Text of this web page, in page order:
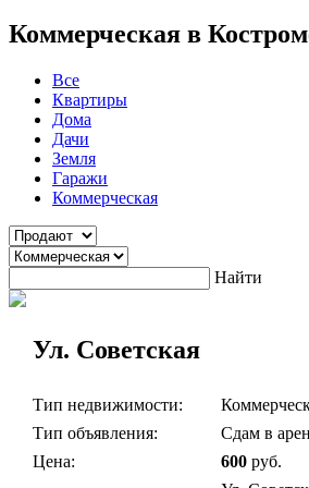
Коммерческая в
Все
Квартиры
Дома
Дачи
Земля
Гаражи
Коммерческая
Найти
Ул. Советская
Тип недвижимости:
Тип объявления:
Сдам в
Цена:
600 руб.